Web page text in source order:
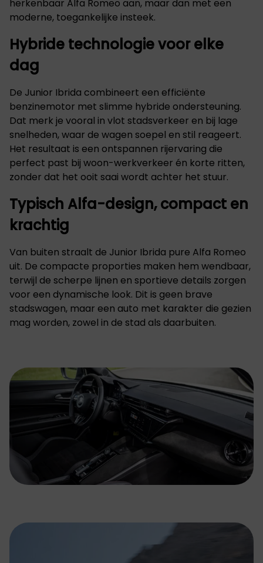
herkenbaar Alfa Romeo aan, maar dan met een
moderne, toegankelijke insteek.
Hybride technologie voor elke
dag
De Junior Ibrida combineert een efficiënte
benzinemotor met slimme hybride ondersteuning.
Dat merk je vooral in vlot stadsverkeer en bij lage
snelheden, waar de wagen soepel en stil reageert.
Het resultaat is een ontspannen rijervaring die
perfect past bij woon-werkverkeer én korte ritten,
zonder dat het ooit saai wordt achter het stuur.
Typisch Alfa-design, compact en
krachtig
Van buiten straalt de Junior Ibrida pure Alfa Romeo
uit. De compacte proporties maken hem wendbaar,
terwijl de scherpe lijnen en sportieve details zorgen
voor een dynamische look. Dit is geen brave
stadswagen, maar een auto met karakter die gezien
mag worden, zowel in de stad als daarbuiten.